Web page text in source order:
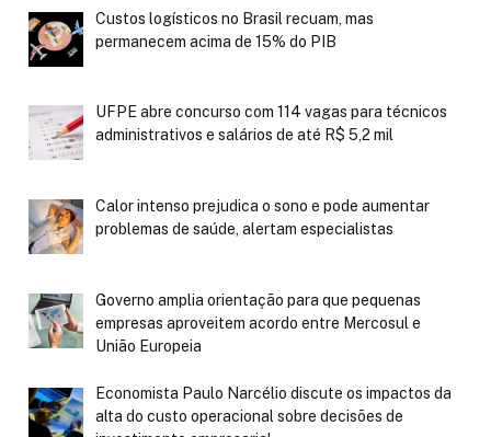
Custos logísticos no Brasil recuam, mas
permanecem acima de 15% do PIB
UFPE abre concurso com 114 vagas para técnicos
administrativos e salários de até R$ 5,2 mil
Calor intenso prejudica o sono e pode aumentar
problemas de saúde, alertam especialistas
Governo amplia orientação para que pequenas
empresas aproveitem acordo entre Mercosul e
União Europeia
Economista Paulo Narcélio discute os impactos da
alta do custo operacional sobre decisões de